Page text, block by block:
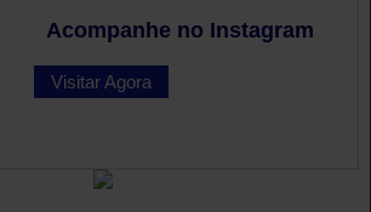
Acompanhe no Instagram
Visitar Agora